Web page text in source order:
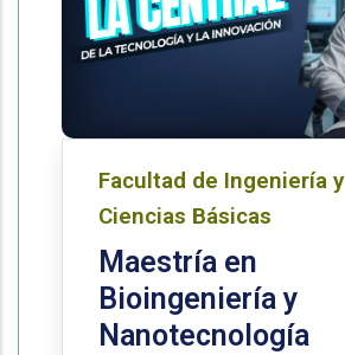
Facultad de Ingeniería y
Ciencias Básicas
Maestría en
Bioingeniería y
Nanotecnología